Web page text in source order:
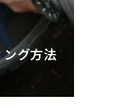
グ方法